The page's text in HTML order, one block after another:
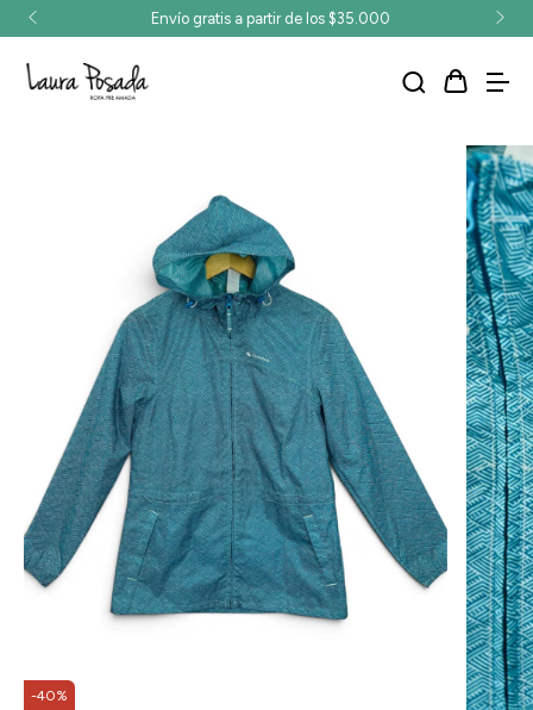
Envío gratis a partir de los $35.000
-40%